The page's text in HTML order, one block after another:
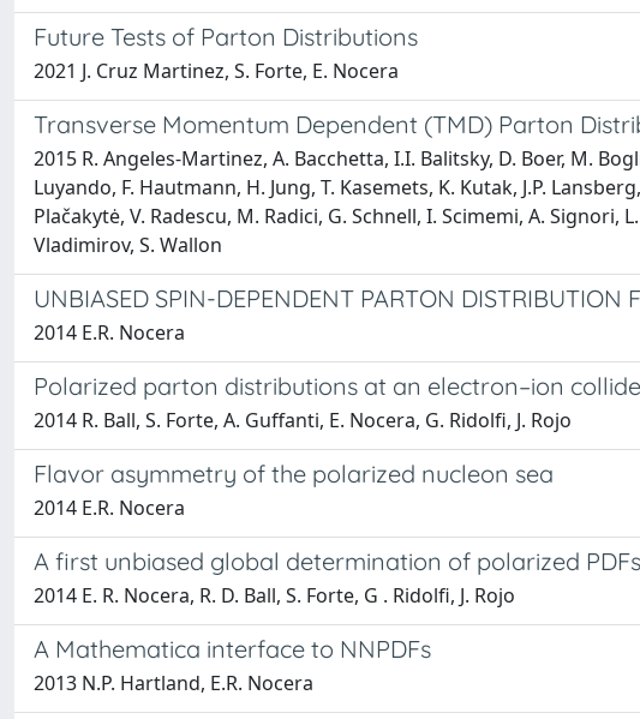
Future Tests of Parton Distributions
2021 J. Cruz Martinez, S. Forte, E. Nocera
Transverse Momentum Dependent (TMD) Parton
2015 R. Angeles-Martinez, A. Bacchetta, I.I. Balitsky, D. Boer, M.
Luyando, F. Hautmann, H. Jung, T. Kasemets, K. Kutak, J.P.
Plačakytė, V. Radescu, M. Radici, G. Schnell, I. Scimemi, A. Signori,
Vladimirov, S. Wallon
UNBIASED SPIN-DEPENDENT PARTON DISTRIBUTION
2014 E.R. Nocera
Polarized parton distributions at an electron–ion
2014 R. Ball, S. Forte, A. Guffanti, E. Nocera, G. Ridolfi, J. Rojo
Flavor asymmetry of the polarized nucleon sea
2014 E.R. Nocera
A first unbiased global determination of polarized
2014 E. R. Nocera, R. D. Ball, S. Forte, G . Ridolfi, J. Rojo
A Mathematica interface to NNPDFs
2013 N.P. Hartland, E.R. Nocera